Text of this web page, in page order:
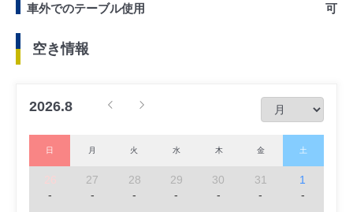
車外でのテーブル使用 可
空き情報
2026.8
日 月 火 水 木 金 土
26
-
27
-
28
-
29
-
30
-
31
-
1
-